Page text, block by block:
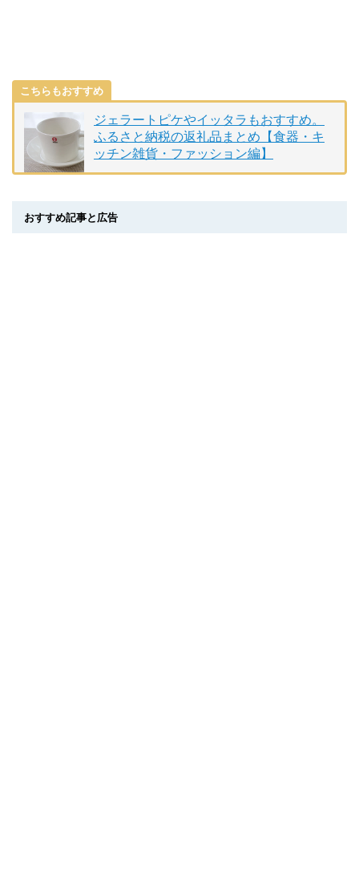
こちらもおすすめ
ジェラートピケやイッタラもおすすめ。
ふるさと納税の返礼品まとめ【食器・キ
ッチン雑貨・ファッション編】
おすすめ記事と広告